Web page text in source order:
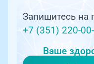
Запишитесь на
+7 (351) 220-
Ваше